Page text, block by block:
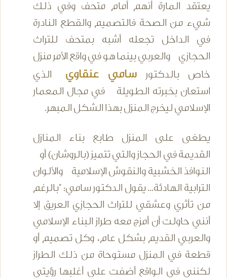
يعتقد المارة أنهم أمام متحف وفي ذلك
شيء من الصحة فالتصميم والقطع النادرة
في الداخل تجعله أشبه بمتحف للتراث
الحجازي والعربي بينما هو في واقع الأمر منزل
خاص بالدكتور
سامي عنقاوي الذي
استعان بخبرته الطويلة في مجال المعمار
الإسلامي ليخرج المنزل بهذا الشكل المبهر.
يطغى على المنزل طابع بناء المنازل
القديمة في الحجاز والتي تتميز (بالروشان) أو
النوافذ الخشبية والنقوش الإسلامية والألوان
الترابية الهادئة... يقول الدكتور سامي: "بالرغم
من تأثري وعشقي للتراث الحجازي العريق إلا
أنني حاولت أن أمزج معه طراز البناء الإسلامي
والعربي القديم بشكل عام، وكل تصميم أو
قطعة في المنزل مستوحاة من ذلك الطراز
لكنني في الواقع أضفت على أغلبها رؤيتي